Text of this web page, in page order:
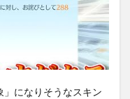
」になりそうなスキン